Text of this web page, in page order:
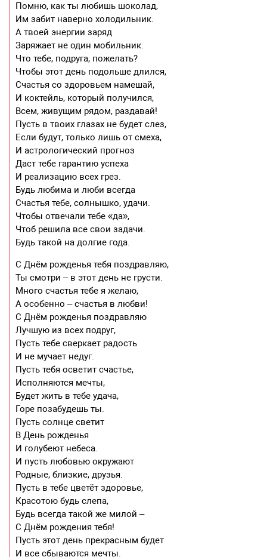
Помню, как ты любишь шоколад,
Им забит наверно холодильник.
А твоей энергии заряд
Заряжает не один мобильник.
Что тебе, подруга, пожелать?
Чтобы этот день подольше длился,
Счастья со здоровьем намешай,
И коктейль, который получился,
Всем, живущим рядом, раздавай!
Пусть в твоих глазах не будет слез,
Если будут, только лишь от смеха,
И астрологический прогноз
Даст тебе гарантию успеха
И реализацию всех грез.
Будь любима и люби всегда
Счастья тебе, солнышко, удачи.
Чтобы отвечали тебе «да»,
Чтоб решила все свои задачи.
Будь такой на долгие года.
С Днём рожденья тебя поздравляю,
Ты смотри – в этот день не грусти.
Много счастья тебе я желаю,
А особенно – счастья в любви!
С Днём рожденья поздравляю
Лучшую из всех подруг,
Пусть тебе сверкает радость
И не мучает недуг.
Пусть тебя осветит счастье,
Исполняются мечты,
Будет жить в тебе удача,
Горе позабудешь ты.
Пусть солнце светит
В День рожденья
И голубеют небеса.
И пусть любовью окружают
Родные, близкие, друзья.
Пусть в тебе цветёт здоровье,
Красотою будь слепа,
Будь всегда такой же милой –
С Днём рождения тебя!
Пусть этот день прекрасным будет
И все сбываются мечты.